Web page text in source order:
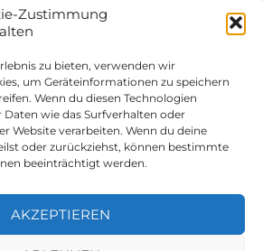
Zustimmung
zu bieten, verwenden wir
um Geräteinformationen zu speichern
Wenn du diesen Technologien
wie das Surfverhalten oder
Website verarbeiten. Wenn du deine
oder zurückziehst, können bestimmte
beeinträchtigt werden.
AKZEPTIEREN
© 2026 NIBUE